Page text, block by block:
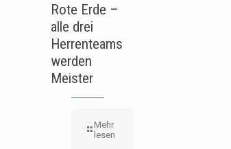
Rote Erde –
alle drei
Herrenteams
werden
Meister
Mehr
lesen